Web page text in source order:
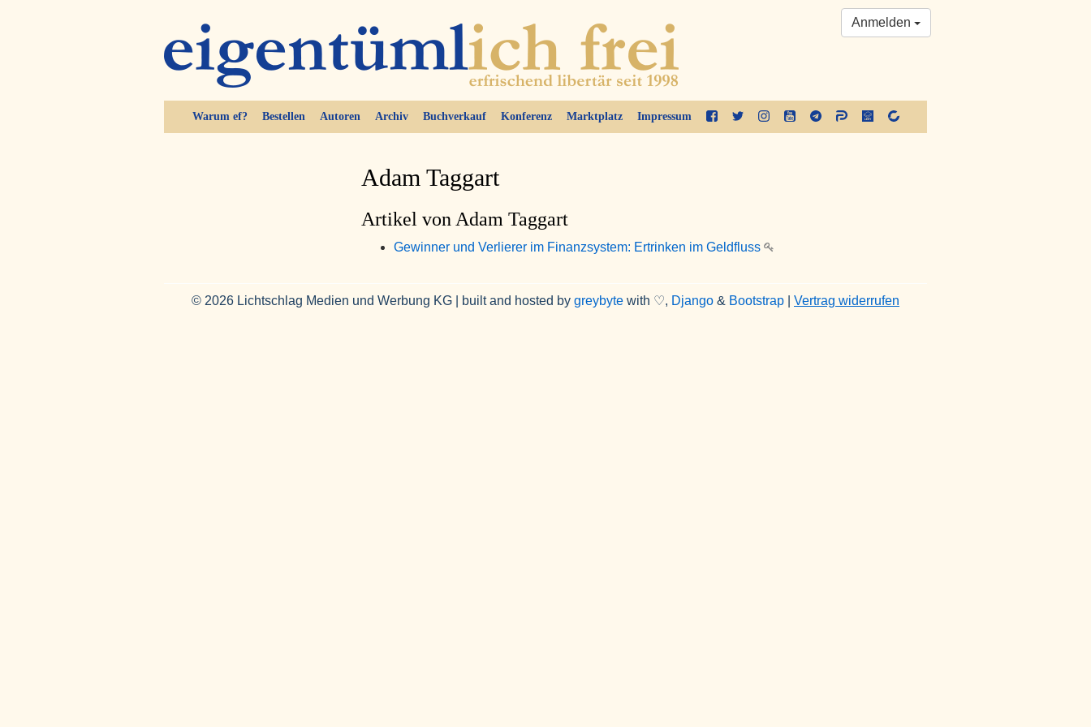
Warum ef? Bestellen Autoren Archiv Buchverkauf Konferenz Marktplatz Impressum
Anmelden
Adam Taggart
Artikel von Adam Taggart
Gewinner und Verlierer im Finanzsystem: Ertrinken im Geldfluss
© 2026 Lichtschlag Medien und Werbung KG | built and hosted by greybyte with ♡, Django & Bootstrap Vertrag widerrufen